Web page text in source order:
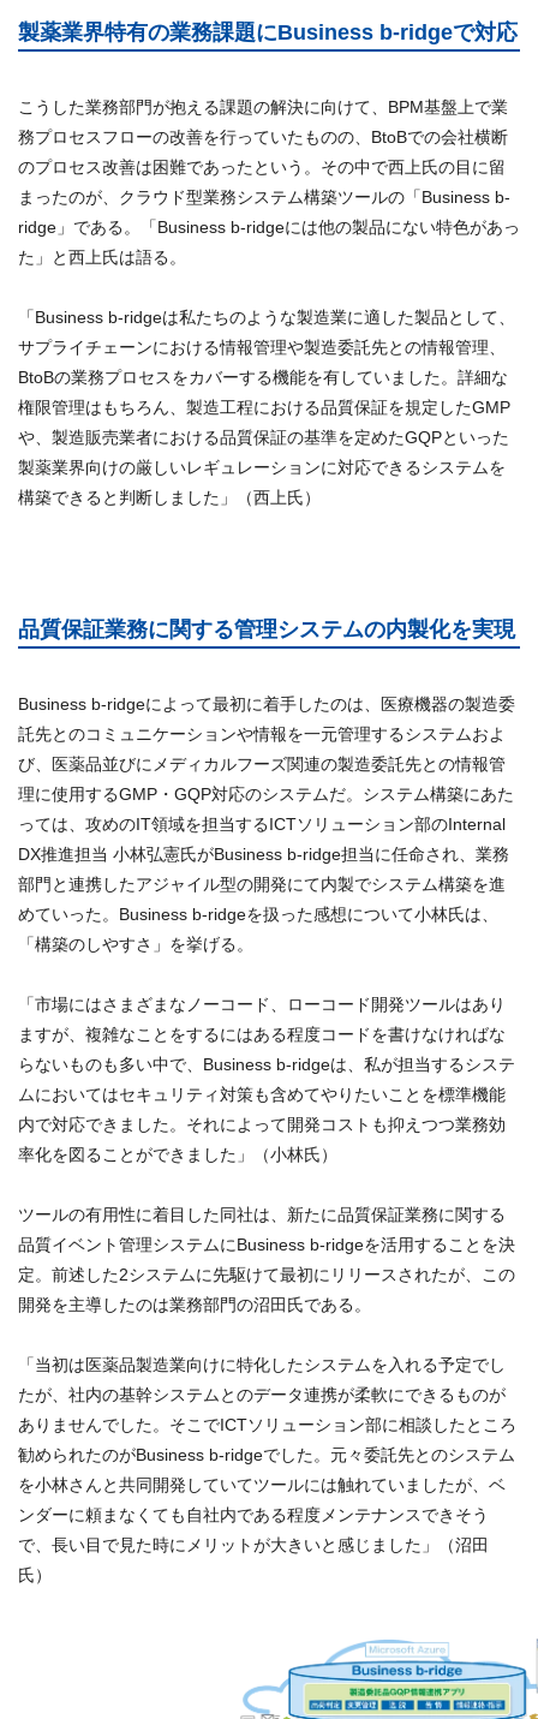
製薬業界特有の業務課題にBusiness b-ridgeで対応
こうした業務部門が抱える課題の解決に向けて、BPM基盤上で業
務プロセスフローの改善を行っていたものの、BtoBでの会社横断
のプロセス改善は困難であったという。その中で西上氏の目に留
まったのが、クラウド型業務システム構築ツールの「Business b-
ridge」である。「Business b-ridgeには他の製品にない特色があっ
た」と西上氏は語る。
「Business b-ridgeは私たちのような製造業に適した製品として、
サプライチェーンにおける情報管理や製造委託先との情報管理、
BtoBの業務プロセスをカバーする機能を有していました。詳細な
権限管理はもちろん、製造工程における品質保証を規定したGMP
や、製造販売業者における品質保証の基準を定めたGQPといった
製薬業界向けの厳しいレギュレーションに対応できるシステムを
構築できると判断しました」（西上氏）
品質保証業務に関する管理システムの内製化を実現
Business b-ridgeによって最初に着手したのは、医療機器の製造委
託先とのコミュニケーションや情報を一元管理するシステムおよ
び、医薬品並びにメディカルフーズ関連の製造委託先との情報管
理に使用するGMP・GQP対応のシステムだ。システム構築にあた
っては、攻めのIT領域を担当するICTソリューション部のInternal
DX推進担当 小林弘憲氏がBusiness b-ridge担当に任命され、業務
部門と連携したアジャイル型の開発にて内製でシステム構築を進
めていった。Business b-ridgeを扱った感想について小林氏は、
「構築のしやすさ」を挙げる。
「市場にはさまざまなノーコード、ローコード開発ツールはあり
ますが、複雑なことをするにはある程度コードを書けなければな
らないものも多い中で、Business b-ridgeは、私が担当するシステ
ムにおいてはセキュリティ対策も含めてやりたいことを標準機能
内で対応できました。それによって開発コストも抑えつつ業務効
率化を図ることができました」（小林氏）
ツールの有用性に着目した同社は、新たに品質保証業務に関する
品質イベント管理システムにBusiness b-ridgeを活用することを決
定。前述した2システムに先駆けて最初にリリースされたが、この
開発を主導したのは業務部門の沼田氏である。
「当初は医薬品製造業向けに特化したシステムを入れる予定でし
たが、社内の基幹システムとのデータ連携が柔軟にできるものが
ありませんでした。そこでICTソリューション部に相談したところ
勧められたのがBusiness b-ridgeでした。元々委託先とのシステム
を小林さんと共同開発していてツールには触れていましたが、ベ
ンダーに頼まなくても自社内である程度メンテナンスできそう
で、長い目で見た時にメリットが大きいと感じました」（沼田
氏）